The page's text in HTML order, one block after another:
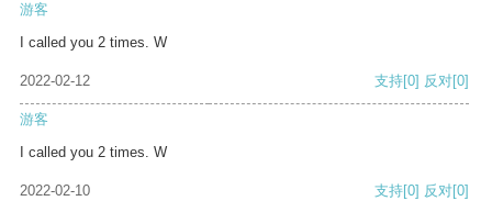
游客
I called you 2 times. W
2022-02-12 支持[0] 反对[0]
游客
I called you 2 times. W
2022-02-10 支持[0] 反对[0]